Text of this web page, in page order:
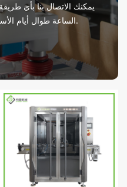
يمكنك الاتصال بنا بأي
الساعة طوال أيام الأسبوع عبر البريد الإلكتروني أو الهاتف.